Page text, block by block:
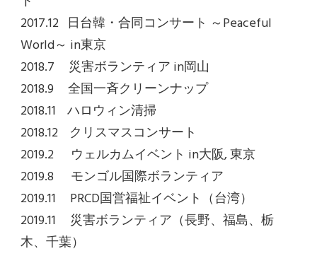
2017.12 日台韓・合同コンサート ～Peaceful
World～ in東京
2018.7 災害ボランティア in岡山
2018.9 全国一斉クリーンナップ
2018.11 ハロウィン清掃
2018.12 クリスマスコンサート
2019.2 ウェルカムイベント in大阪, 東京
2019.8 モンゴル国際ボランティア
2019.11 PRCD国営福祉イベント（台湾）
2019.11 災害ボランティア（長野、福島、栃
木、千葉）